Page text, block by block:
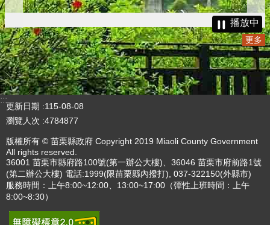
播放中
更多
:::
更新日期
115-08-08
瀏覽人次 4784877
版權所有 © 苗栗縣政府 Copyright 2019 Miaoli County Government
All rights reserved.
36001 苗栗市縣府路100號(第一辦公大樓)、36046 苗栗市府前路1號
(第二辦公大樓) 電話:1999(限苗栗縣內撥打), 037-322150(外縣市)
服務時間：上午8:00~12:00、13:00~17:00（彈性上班時間：上午
8:00~8:30）